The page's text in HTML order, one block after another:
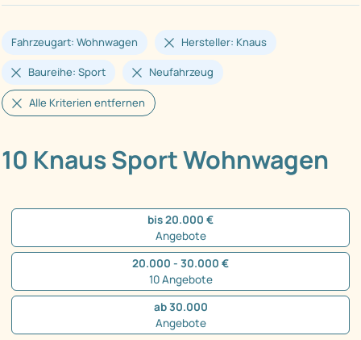
Fahrzeugart: Wohnwagen Hersteller: Knaus
Baureihe: Sport Neufahrzeug
Alle Kriterien entfernen
10 Knaus Sport Wohnwagen
bis 20.000 €
Angebote
20.000 - 30.000 €
10 Angebote
ab 30.000
Angebote